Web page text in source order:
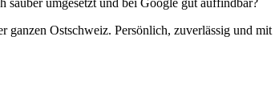
Ostschweiz. Persönlich, zuverlässig und mit